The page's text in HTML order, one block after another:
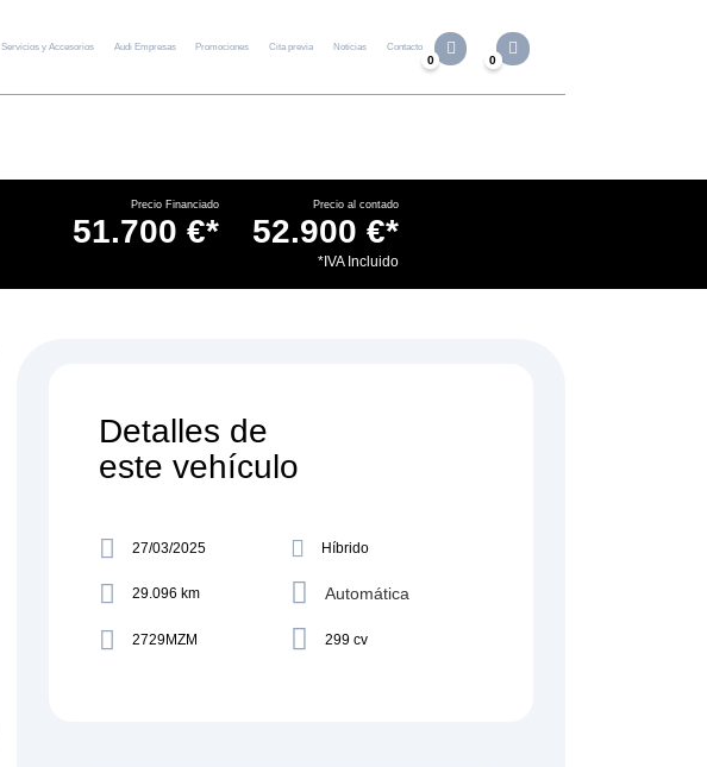
Servicios y Accesorios Audi Empresas Promociones Cita previa Noticias Contacto
0 0
Precio Financiado
51.700 €*
Precio al contado
52.900 €*
*IVA Incluido
Detalles de
este vehículo
27/03/2025 Híbrido
29.096 km Automática
2729MZM 299 cv